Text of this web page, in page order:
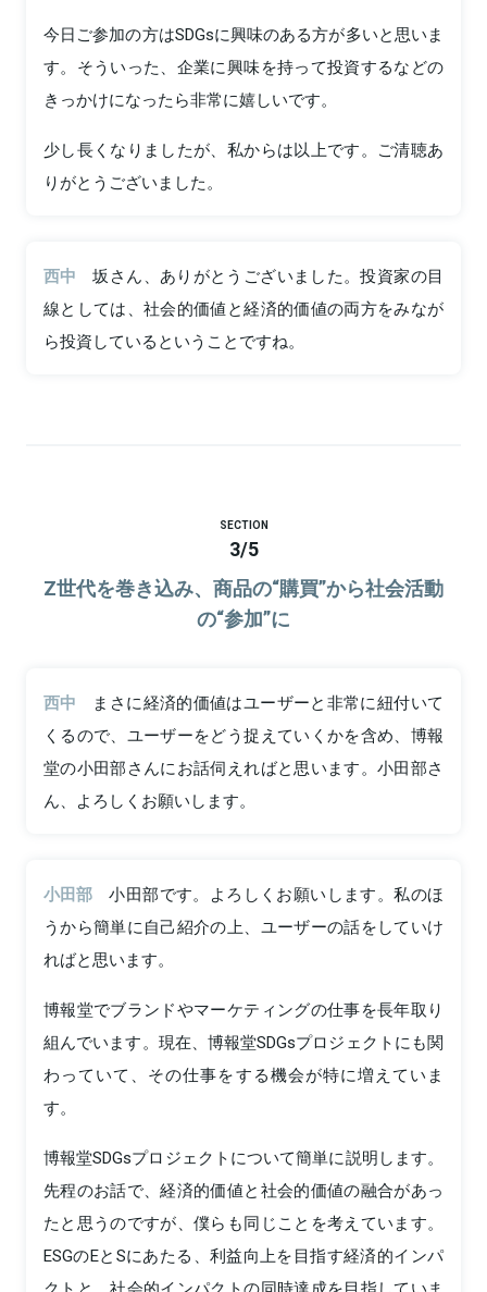
今日ご参加の方はSDGsに興味のある方が多いと思いま
す。そういった、企業に興味を持って投資するなどの
きっかけになったら非常に嬉しいです。
少し長くなりましたが、私からは以上です。ご清聴あ
りがとうございました。
西中
坂さん、ありがとうございました。投資家の目
線としては、社会的価値と経済的価値の両方をみなが
ら投資しているということですね。
SECTION
3/5
Z世代を巻き込み、商品の“購買”から社会活動
の“参加”に
西中
まさに経済的価値はユーザーと非常に紐付いて
くるので、ユーザーをどう捉えていくかを含め、博報
堂の小田部さんにお話伺えればと思います。小田部さ
ん、よろしくお願いします。
小田部
小田部です。よろしくお願いします。私のほ
うから簡単に自己紹介の上、ユーザーの話をしていけ
ればと思います。
博報堂でブランドやマーケティングの仕事を長年取り
組んでいます。現在、博報堂SDGsプロジェクトにも関
わっていて、その仕事をする機会が特に増えていま
す。
博報堂SDGsプロジェクトについて簡単に説明します。
先程のお話で、経済的価値と社会的価値の融合があっ
たと思うのですが、僕らも同じことを考えています。
ESGのEとSにあたる、利益向上を目指す経済的インパ